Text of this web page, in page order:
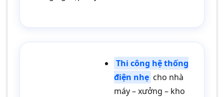
Thi công hệ thống
điện nhẹ cho nhà
máy – xưởng – kho